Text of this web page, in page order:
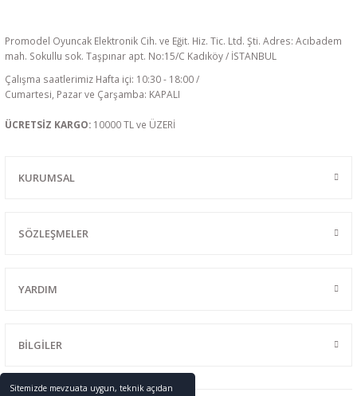
Sitemizde mevzuata uygun, teknik açıdan
Promodel Oyuncak Elektronik Cih. ve Eğit. Hiz. Tic. Ltd. Şti. Adres: Acıbadem
mah. Sokullu sok. Taşpınar apt. No:15/C Kadıköy / İSTANBUL
Çalışma saatlerimiz Hafta içi: 10:30 - 18:00 /
Cumartesi, Pazar ve Çarşamba: KAPALI
ÜCRETSİZ KARGO: 10000 TL ve ÜZERİ
KURUMSAL
SÖZLEŞMELER
YARDIM
BİLGİLER